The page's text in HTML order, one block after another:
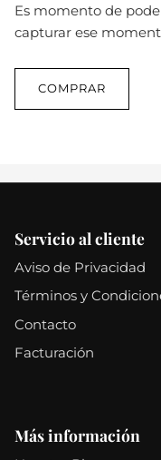
Es momento de
capturar ese
COMPRAR
Servicio al cliente
Aviso de Privacidad
Términos y
Contacto
Facturación
Más información